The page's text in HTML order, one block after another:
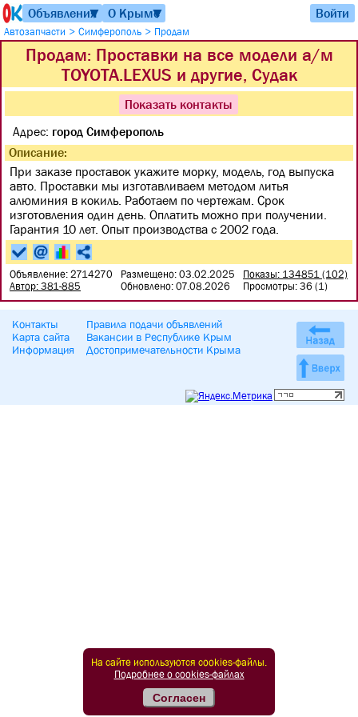
Объявления
▼ О Крыме
▼ Войти
Автозапчасти > Симферополь > Продам
Продам: Проставки на все модели а/м
TOYOTA.LEXUS и другие, Судак
Показать контакты
Адрес: город Симферополь
Описание:
При заказе проставок укажите морку, модель, год выпуска
авто. Проставки мы изготавливаем методом литья
алюминия в кокиль. Работаем по чертежам. Срок
изготовления один день. Оплатить можно при получении.
Гарантия 10 лет. Опыт производства с 2002 года.
Объявление: 2714270
Автор: 381-885
Размещено: 03.02.2025
Обновлено: 07.08.2026
Показы: 134851 (102)
Просмотры: 36 (1)
Контакты
Карта сайта
Информация
Правила подачи объявлений
Вакансии в Республике Крым
Достопримечательности Крыма
На сайте используются cookies-файлы.
Подробнее о cookies-файлах
Согласен